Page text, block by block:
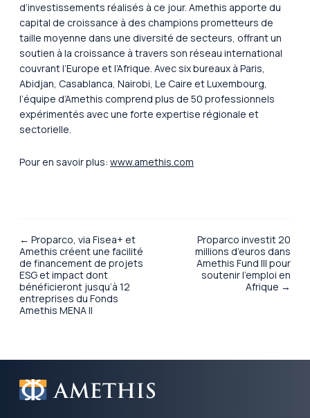
d’investissements réalisés à ce jour. Amethis apporte du
capital de croissance à des champions prometteurs de
taille moyenne dans une diversité de secteurs, offrant un
soutien à la croissance à travers son réseau international
couvrant l’Europe et l’Afrique. Avec six bureaux à Paris,
Abidjan, Casablanca, Nairobi, Le Caire et Luxembourg,
l’équipe d’Amethis comprend plus de 50 professionnels
expérimentés avec une forte expertise régionale et
sectorielle.
Pour en savoir plus: www.amethis.com
← Proparco, via Fisea+ et
Amethis créent une facilité
de financement de projets
ESG et impact dont
bénéficieront jusqu’à 12
entreprises du Fonds
Amethis MENA II
Proparco investit 20
millions d’euros dans
Amethis Fund III pour
soutenir l’emploi en
Afrique →